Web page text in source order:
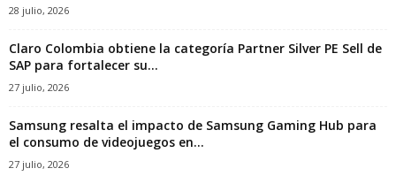
28 julio, 2026
Claro Colombia obtiene la categoría Partner Silver PE Sell de
SAP para fortalecer su...
27 julio, 2026
Samsung resalta el impacto de Samsung Gaming Hub para
el consumo de videojuegos en...
27 julio, 2026